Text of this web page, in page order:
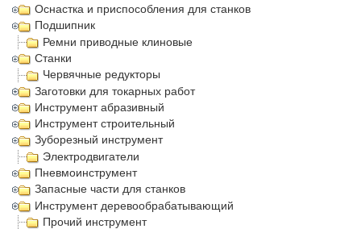
Оснастка и приспособления для станков
Подшипник
Ремни приводные клиновые
Станки
Червячные редукторы
Заготовки для токарных работ
Инструмент абразивный
Инструмент строительный
Зуборезный инструмент
Электродвигатели
Пневмоинструмент
Запасные части для станков
Инструмент деревообрабатывающий
Прочий инструмент